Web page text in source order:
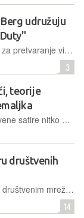
udružuju
Nakon što je osigurao prava za pretvaranje videoigre u epski film, Paramount je projektu pridružio dvojicu vrhunskih filmaša
3
teorije
Iz Lanthimosove nove društvene satire nitko ne izlazi kao pobjednik
društvenih
Velike tehnološke tvrtke žele društvenim mrežama dati AI preobrazbu – i zasad sve djeluje prilično kaotično
14